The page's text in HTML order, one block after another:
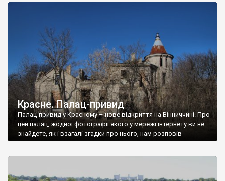
Красне. Палац-привид
Палац-привид у Красному – нове відкриття на Вінниччині. Про
цей палац, жодної фотографії якого у мережі інтернету ви не
знайдете, як і взагалі згадки про нього, нам розповів
мешканець Самгородка. Палац у Красному вразив не лише